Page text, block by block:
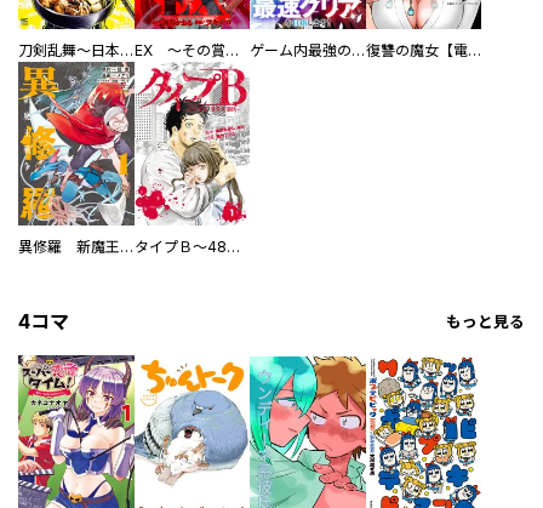
刀剣乱舞～日本号つれづれ酒～ EX ～その賞金稼ぎは、世界の出口を探す～【単行本版】 ゲーム内最強の『裏ボス』に転生したので、主人公の代わりに最速クリアを目指します！【電子単行本版】 復讐の魔女【電子単行本版】
異修羅 新魔王戦争 タイプＢ～48時間後、致死率100％～【単話】
4コマ もっと見る